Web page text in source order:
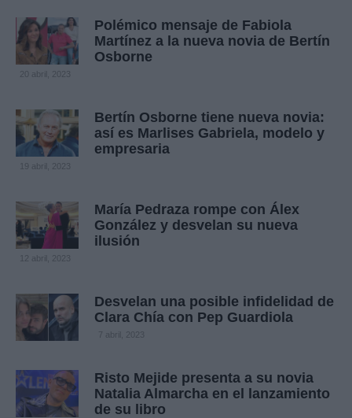
Polémico mensaje de Fabiola
Martínez a la nueva novia de Bertín
Osborne
20 abril, 2023
Bertín Osborne tiene nueva novia:
así es Marlises Gabriela, modelo y
empresaria
19 abril, 2023
María Pedraza rompe con Álex
González y desvelan su nueva
ilusión
12 abril, 2023
Desvelan una posible infidelidad de
Clara Chía con Pep Guardiola
7 abril, 2023
Risto Mejide presenta a su novia
Natalia Almarcha en el lanzamiento
de su libro